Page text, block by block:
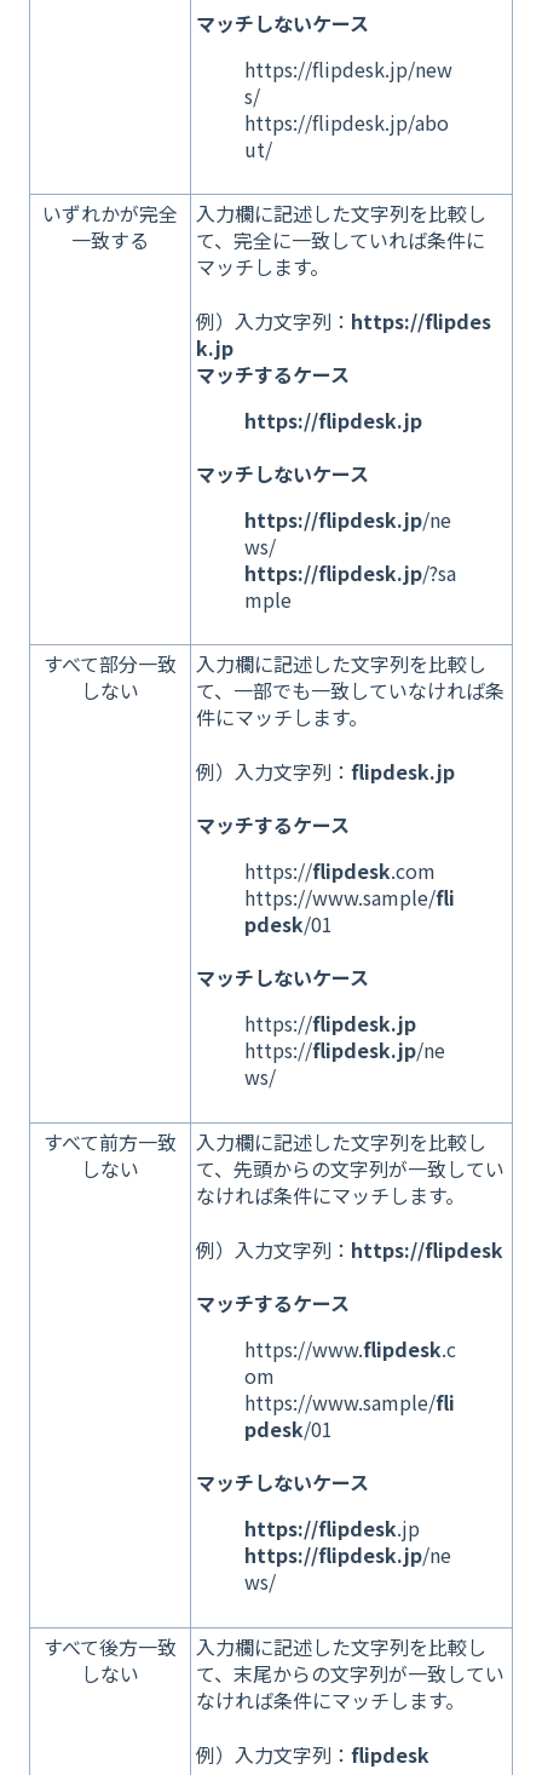
マッチしないケース
https://flipdesk.jp/new
s/
https://flipdesk.jp/abo
ut/
いずれかが完全
一致する
入力欄に記述した文字列を比較し
て、完全に一致していれば条件に
マッチします。
例）入力文字列： https://flipdes
k.jp
マッチするケース
https://flipdesk.jp
マッチしないケース
https://flipdesk.jp/ne
ws/
https://flipdesk.jp/?sa
mple
すべて部分一致
しない
入力欄に記述した文字列を比較し
て、一部でも一致していなければ条
件にマッチします。
例）入力文字列： flipdesk.jp
マッチするケース
https://flipdesk.com
https://www.sample/fli
pdesk/01
マッチしないケース
https://flipdesk.jp
https://flipdesk.jp/ne
ws/
すべて前方一致
しない
入力欄に記述した文字列を比較し
て、先頭からの文字列が一致してい
なければ条件にマッチします。
例）入力文字列： https://flipdesk
マッチするケース
https://www.flipdesk.c
om
https://www.sample/fli
pdesk/01
マッチしないケース
https://flipdesk.jp
https://flipdesk.jp/ne
ws/
すべて後方一致
しない
入力欄に記述した文字列を比較し
て、末尾からの文字列が一致してい
なければ条件にマッチします。
例）入力文字列： flipdesk